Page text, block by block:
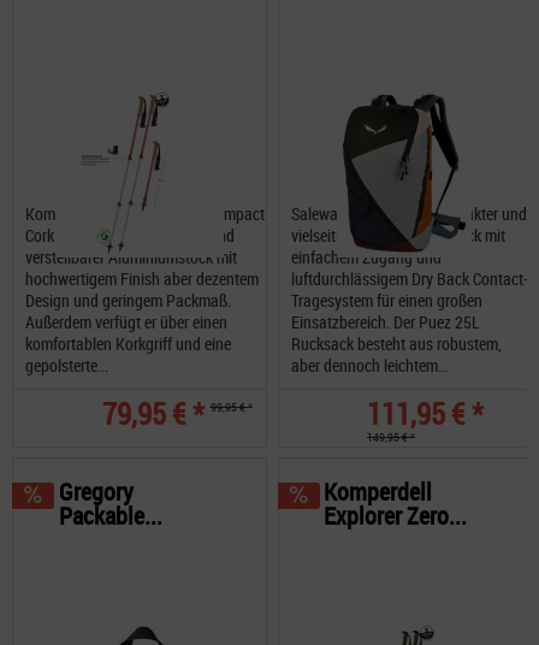
Komperdell Ridgehiker Zero Compact
Cork Powerlock ein robuster und
verstellbarer Aluminiumstock mit
hochwertigem Finish aber dezentem
Design und geringem Packmaß.
Außerdem verfügt er über einen
komfortablen Korkgriff und eine
gepolsterte...
79,95 € * 99,95 € *
Salewa Puez 25L ein kompakter und
vielseitiger 25-Liter-Rucksack mit
einfachem Zugang und
luftdurchlässigem Dry Back Contact-
Tragesystem für einen großen
Einsatzbereich. Der Puez 25L
Rucksack besteht aus robustem,
aber dennoch leichtem...
111,95 € *
149,95 € *
Gregory
Packable...
Komperdell
Explorer Zero...